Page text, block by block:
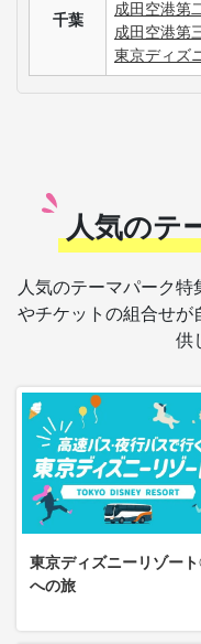
千葉
成田空港第
成田空港第
東京ディズ
人気のテ
人気のテーマパーク
やチケットの組合せが
供
東京ディズニーリゾー
への旅